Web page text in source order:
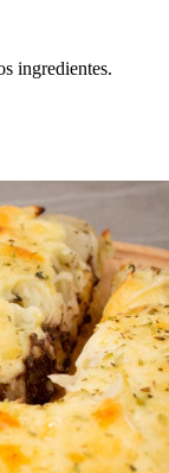
ingredientes.